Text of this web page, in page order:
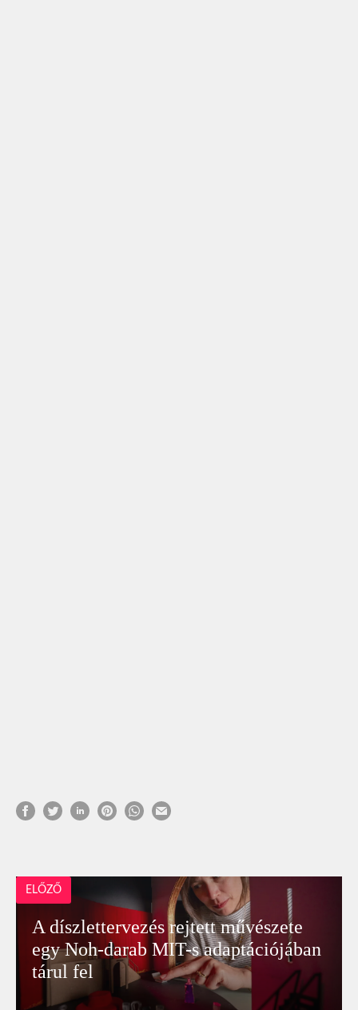
ELŐZŐ
A díszlettervezés rejtett művészete
egy Noh-darab MIT-s adaptációjában
tárul fel